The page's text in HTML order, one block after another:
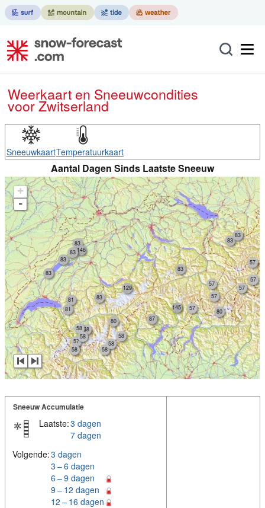
Weerkaart en Sneeuwcondities
voor Zwitserland
SneeuwkaartTemperatuurkaart
Aantal Dagen Sinds Laatste Sneeuw
+
-
87
83
129
58
57
83
83
83
80
57
58
57
83
146
80
81
145
58
58
81
58
57
83
57
57
83
58
83
58
57
Sneeuw Accumulatie
Laatste:3 dagen
7 dagen
Volgende:3 dagen
3 – 6 dagen
6 – 9 dagen
9 – 12 dagen
12 – 16 dagen